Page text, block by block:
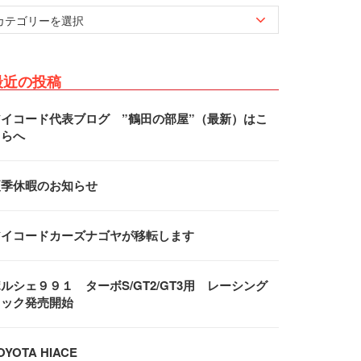
の投稿
コード代表ブログ ”鶴田の部屋”（最新）はこ
へ
休暇のお知らせ
コードカーズナゴヤが移転します
シェ９９１ ターボS/GT2/GT3用 レーシング
ク発売開始
HIACE